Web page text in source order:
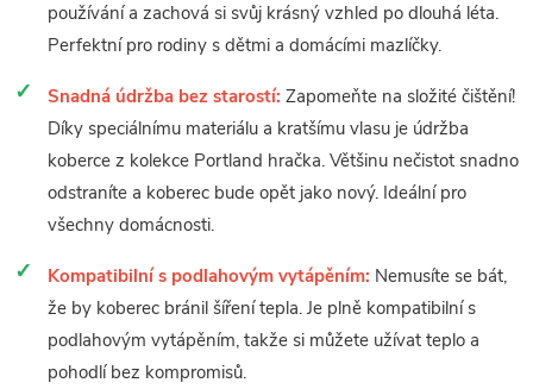
používání a zachová si svůj krásný vzhled po dlouhá léta.
Perfektní pro rodiny s dětmi a domácími mazlíčky.
Snadná údržba bez starostí: Zapomeňte na složité čištění!
Díky speciálnímu materiálu a kratšímu vlasu je údržba
koberce z kolekce Portland hračka. Většinu nečistot snadno
odstraníte a koberec bude opět jako nový. Ideální pro
všechny domácnosti.
Kompatibilní s podlahovým vytápěním: Nemusíte se bát,
že by koberec bránil šíření tepla. Je plně kompatibilní s
podlahovým vytápěním, takže si můžete užívat teplo a
pohodlí bez kompromisů.